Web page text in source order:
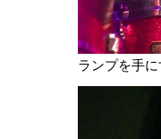
ランプを手